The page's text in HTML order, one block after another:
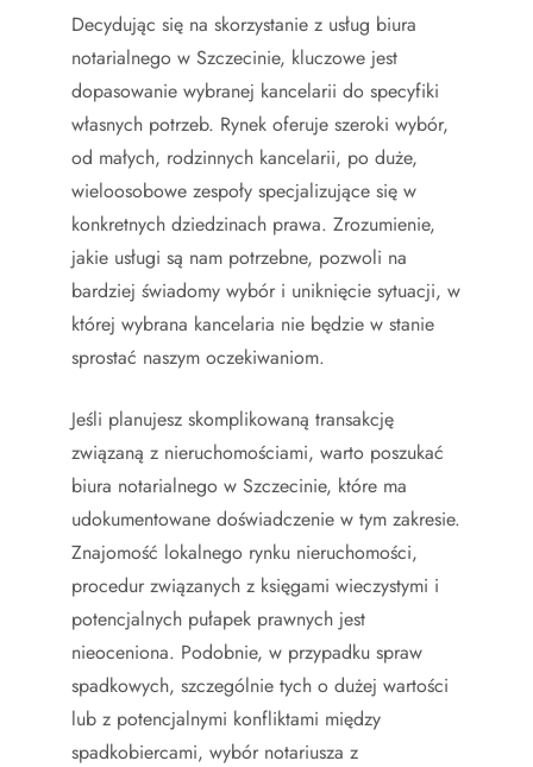
Decydując się na skorzystanie z usług biura
notarialnego w Szczecinie, kluczowe jest
dopasowanie wybranej kancelarii do specyfiki
własnych potrzeb. Rynek oferuje szeroki wybór,
od małych, rodzinnych kancelarii, po duże,
wieloosobowe zespoły specjalizujące się w
konkretnych dziedzinach prawa. Zrozumienie,
jakie usługi są nam potrzebne, pozwoli na
bardziej świadomy wybór i uniknięcie sytuacji, w
której wybrana kancelaria nie będzie w stanie
sprostać naszym oczekiwaniom.
Jeśli planujesz skomplikowaną transakcję
związaną z nieruchomościami, warto poszukać
biura notarialnego w Szczecinie, które ma
udokumentowane doświadczenie w tym zakresie.
Znajomość lokalnego rynku nieruchomości,
procedur związanych z księgami wieczystymi i
potencjalnych pułapek prawnych jest
nieoceniona. Podobnie, w przypadku spraw
spadkowych, szczególnie tych o dużej wartości
lub z potencjalnymi konfliktami między
spadkobiercami, wybór notariusza z